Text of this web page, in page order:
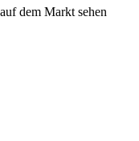
dem Markt sehen